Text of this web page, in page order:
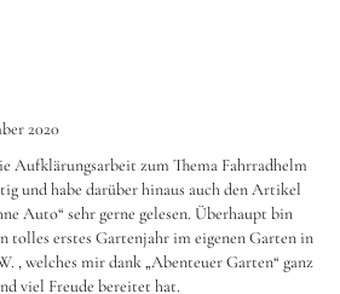
2020
Aufklärungsarbeit zum Thema Fahrradhelm
und habe darüber hinaus auch den Artikel
Auto“ sehr gerne gelesen. Überhaupt bin
tolles erstes Gartenjahr im eigenen Garten in
, welches mir dank „Abenteuer Garten“ ganz
viel Freude bereitet hat.